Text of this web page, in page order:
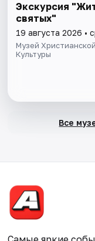
Экскурсия
святых"
19 августа 2026 •
Музей Христианской
Культуры
Все